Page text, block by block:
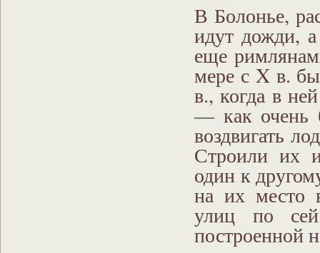
В Болонье,
идут дожди,
еще
мере с X в.
в., когда в
— как очень
воздвигать
Строили их
один к
на их место
улиц по
построенной